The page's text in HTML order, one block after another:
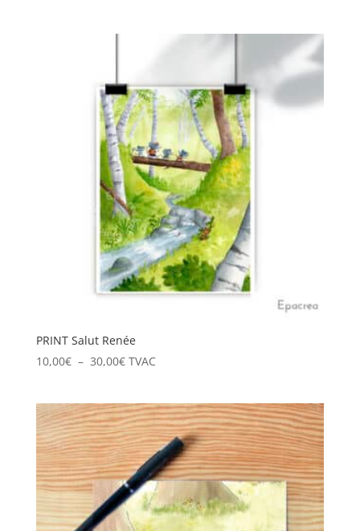
20,00€
PRINT Salut Renée
10,00€ – 30,00€Plage
10,00€
à
30,00€
TVAC